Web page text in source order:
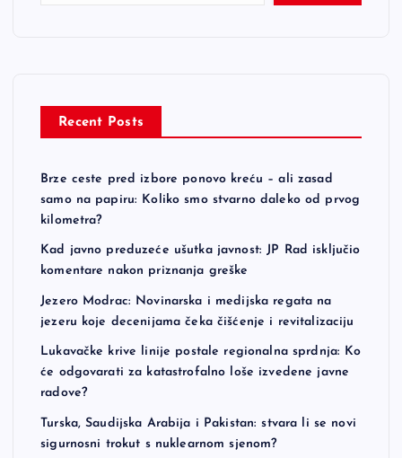
Recent Posts
Brze ceste pred izbore ponovo kreću – ali zasad
samo na papiru: Koliko smo stvarno daleko od prvog
kilometra?
Kad javno preduzeće ušutka javnost: JP Rad isključio
komentare nakon priznanja greške
Jezero Modrac: Novinarska i medijska regata na
jezeru koje decenijama čeka čišćenje i revitalizaciju
Lukavačke krive linije postale regionalna sprdnja: Ko
će odgovarati za katastrofalno loše izvedene javne
radove?
Turska, Saudijska Arabija i Pakistan: stvara li se novi
sigurnosni trokut s nuklearnom sjenom?